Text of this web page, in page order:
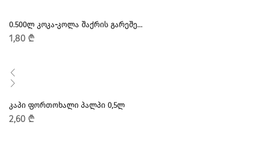
0.500Ლ ᲙᲝᲙᲐ-ᲙᲝᲚᲐ ᲨᲐᲥᲠᲘᲡ ᲒᲐᲠᲔᲨᲔ...
1,80 ₾
ᲙᲐᲞᲘ ᲤᲝᲠᲗᲝᲮᲐᲚᲘ ᲞᲐᲚᲞᲘ 0,5Ლ
2,60 ₾